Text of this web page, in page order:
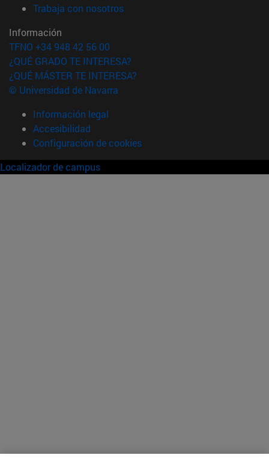
Trabaja con nosotros(abre en nueva ventana)
Información
TFNO +34 948 42 56 00
¿QUÉ GRADO TE INTERESA?
¿QUÉ MÁSTER TE INTERESA?
© Universidad de Navarra
Información legal
Accesibilidad
Configuración de cookies
Localizador de campus